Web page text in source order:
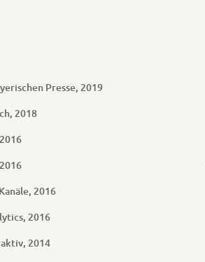
Presse, 2019
2018
2016
2016
2014